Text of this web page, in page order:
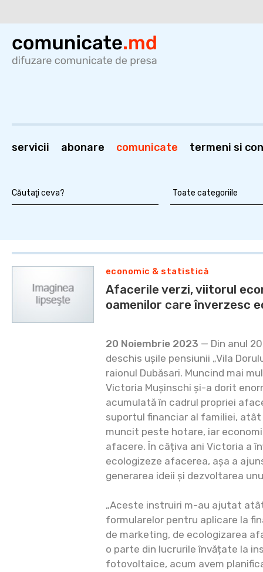
servicii abonare comunicate termeni si
economic & statistică
Afacerile verzi, viitorul
oamenilor care înverzesc
20 Noiembrie 2023 — Din anul
deschis ușile pensiunii „Vila
raionul Dubăsari. Muncind mai
Victoria Mușinschi și-a dorit
acumulată în cadrul propriei
suportul financiar al familiei,
muncit peste hotare, iar
afacere. În câțiva ani Victoria a
ecologizeze afacerea, așa a
generarea ideii și dezvoltarea
„Aceste instruiri m-au ajutat
formularelor pentru aplicare la
de marketing, de ecologizarea
o parte din lucrurile învățate la
fotovoltaice, acum avem